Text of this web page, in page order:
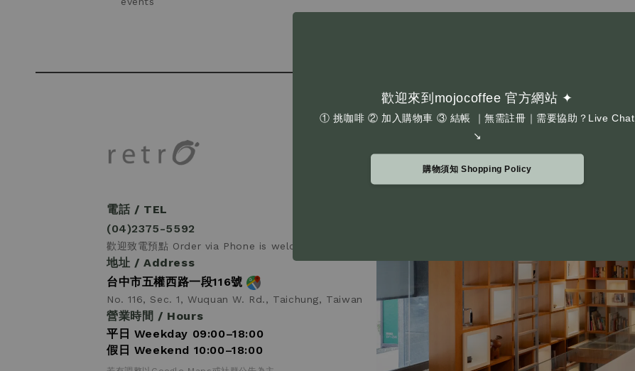
歡迎來到mojocoffee 官方網站 ✦
① 挑咖啡 ② 加入購物車 ③ 結帳 ｜無需註冊｜需要協助？Live Chat
↘
購物須知 Shopping Policy
電話 / TEL
(04)2375-5592
歡迎致電預點 Order via Phone is welcome
地址 / Address
台中市五權西路一段116號
No. 116, Sec. 1, Wuquan W. Rd., Taichung, Taiwan
營業時間 / Hours
平日 Weekday 09:00–18:00
假日 Weekend 10:00–18:00